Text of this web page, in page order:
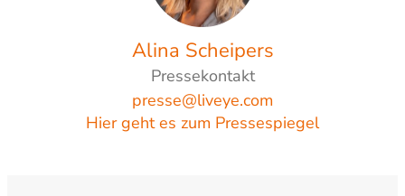
Alina Scheipers
Pressekontakt
presse@liveye.com
Hier geht es zum Pressespiegel